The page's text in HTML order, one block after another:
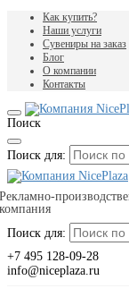
Как купить?
Наши услуги
Сувениры на заказ
Блог
О компании
Контакты
Поиск
Поиск для:
Рекламно-
компания
Поиск для:
+7 495 128-09-28
info@niceplaza.ru